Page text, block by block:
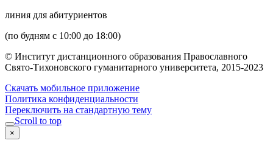
линия для абитуриентов
(по будням с 10:00 до 18:00)
© Институт дистанционного образования Православного
Свято-Тихоновского гуманитарного университета, 2015-2023
Скачать мобильное приложение
Политика конфиденциальности
Переключить на стандартную тему
Scroll to top
×